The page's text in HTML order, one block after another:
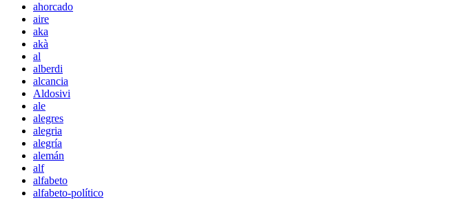
ahorcado
aire
aka
akà
al
alberdi
alcancia
Aldosivi
ale
alegres
alegria
alegría
alemán
alf
alfabeto
alfabeto-político